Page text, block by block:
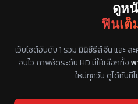
ดูห
ฟินเต็
แหล่งรวมซีรี่ย์จีนแนวตั้ง พากย์
เว็บไซต์อันดับ 1 รวม มินิซีรีส์จีนและ ล
จบไว ภาพชัดระดับ HD มีให้เลือกทั้งพ
ใหม่ทุกวัน ดูได้ทันที